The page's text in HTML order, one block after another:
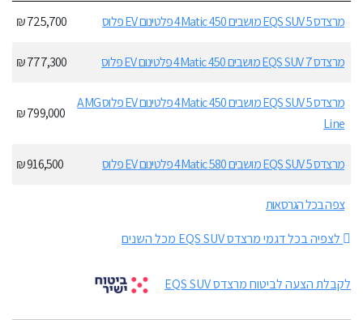
מרצדס EQS SUV 5 מושבים 450 4Matic פלטינום EV פלוס
725,700 ₪
מרצדס EQS SUV 7 מושבים 450 4Matic פלטינום EV פלוס 777,300 ₪
מרצדס EQS SUV 5 מושבים 450 4Matic פלטינום EV פלוס AMG
Line
799,000 ₪
מרצדס EQS SUV 5 מושבים 580 4Matic פלטינום EV פלוס 916,500 ₪
צפה בכל הגרסאות
לצפיה בכל דגמי מרצדס EQS SUV מכל השנים
לקבלת הצעה לביטוח מרצדס EQS SUV